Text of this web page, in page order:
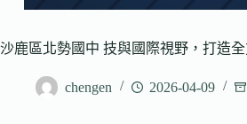
沙鹿區北勢國中 技與國際視野，打造
chengen 2026-04-09